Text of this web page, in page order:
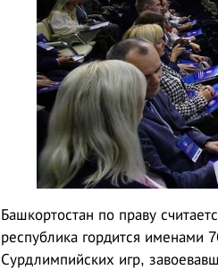
Башкортостан по праву
республика гордится именами
Сурдлимпийских игр,